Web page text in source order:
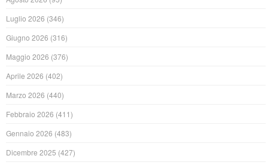
Luglio 2026 (346)
Giugno 2026 (316)
Maggio 2026 (376)
Aprile 2026 (402)
Marzo 2026 (440)
Febbraio 2026 (411)
Gennaio 2026 (483)
Dicembre 2025 (427)